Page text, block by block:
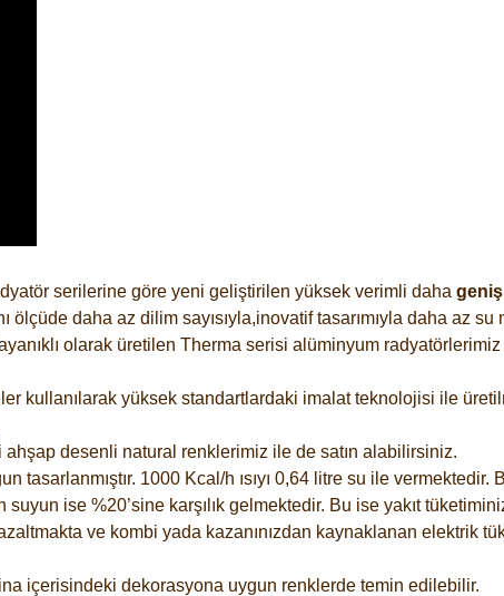
serilerine göre yeni geliştirilen yüksek verimli daha
daha az dilim sayısıyla,inovatif tasarımıyla daha az su
olarak üretilen Therma serisi alüminyum
kullanılarak yüksek standartlardaki imalat teknolojisi ile
desenli natural renklerimiz ile de satın alabilirsiniz.
1000 Kcal/h ısıyı 0,64 litre su ile vermektedir.
ise %20’sine karşılık gelmektedir. Bu ise yakıt
azaltmakta ve kombi yada kazanınızdan kaynaklanan elektrik
içerisindeki dekorasyona uygun renklerde temin edilebilir.